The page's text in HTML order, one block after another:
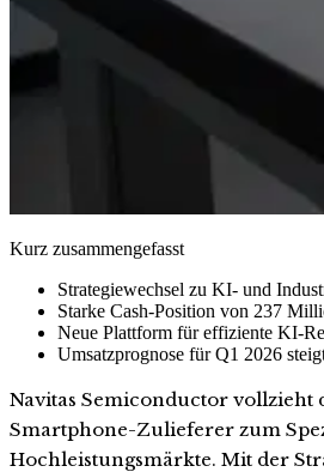
Kurz zusammengefasst
Strategiewechsel zu KI- und
Starke Cash-Position von 237
Neue Plattform für effiziente KI-
Umsatzprognose für Q1 2026
Navitas Semiconductor vollzieht
Smartphone-Zulieferer zum
Hochleistungsmärkte. Mit der